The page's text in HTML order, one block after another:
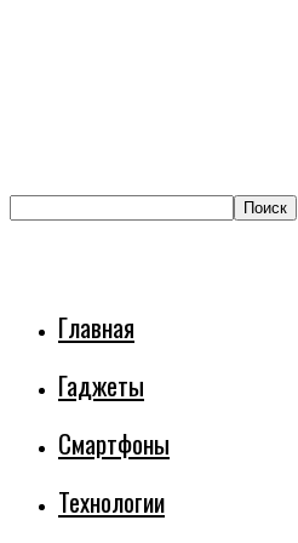
Главная
Гаджеты
Смартфоны
Технологии